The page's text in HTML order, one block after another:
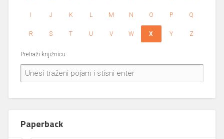
I J K L M N O P Q
R S T U V W X Y Z
Pretraži knjižnicu:
Paperback